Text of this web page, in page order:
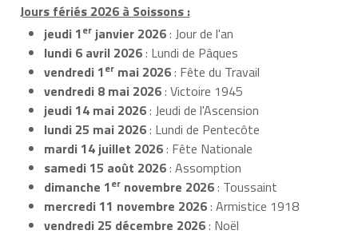
Jours fériés 2026 à Soissons :
jeudi 1er janvier 2026: Jour de l'an
lundi 6 avril 2026: Lundi de Pâques
vendredi 1er mai 2026: Fête du Travail
vendredi 8 mai 2026: Victoire 1945
jeudi 14 mai 2026: Jeudi de l'Ascension
lundi 25 mai 2026: Lundi de Pentecôte
mardi 14 juillet 2026: Fête Nationale
samedi 15 août 2026: Assomption
dimanche 1er novembre 2026: Toussaint
mercredi 11 novembre 2026: Armistice 1918
vendredi 25 décembre 2026: Noël